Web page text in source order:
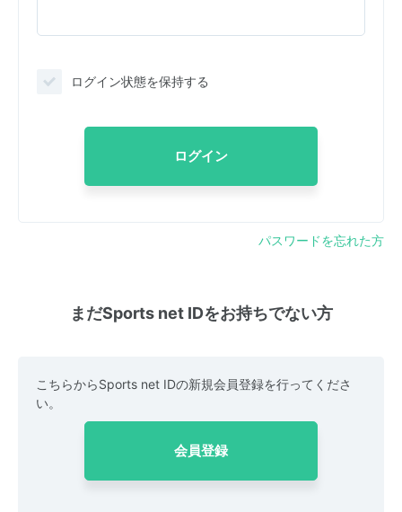
ログイン状態を保持する
ログイン
パスワードを忘れた方
まだSports net IDをお持ちでない方
こちらからSports net IDの新規会員登録を行ってくださ
い。
会員登録